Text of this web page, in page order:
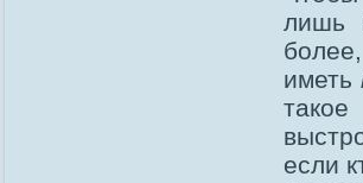
лишь
иметь
если